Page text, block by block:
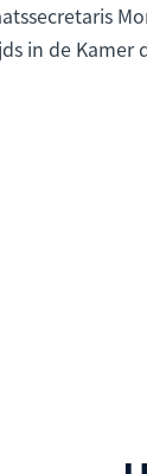
in de Kamer